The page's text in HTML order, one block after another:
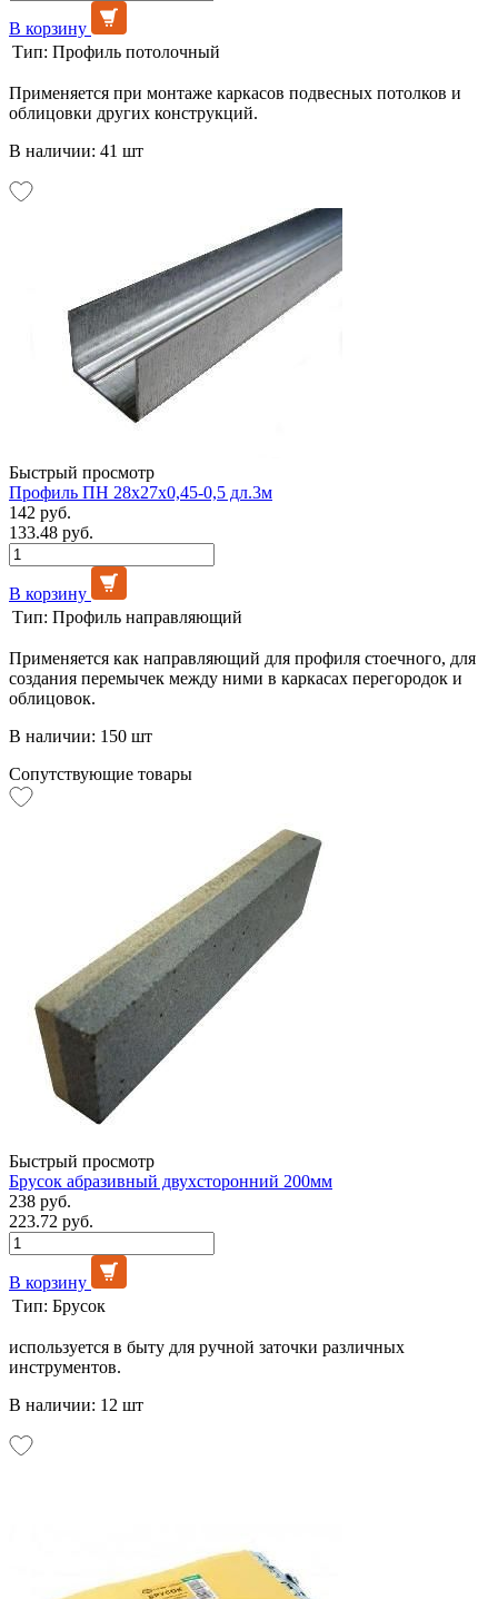
В корзину
Тип: Профиль потолочный
Применяется при монтаже каркасов подвесных потолков и
облицовки других конструкций.
В наличии: 41 шт
Быстрый просмотр
Профиль ПН 28х27х0,45-0,5 дл.3м
142 руб.
133.48 руб.
В корзину
Тип: Профиль направляющий
Применяется как направляющий для профиля стоечного, для
создания перемычек между ними в каркасах перегородок и
облицовок.
В наличии: 150 шт
Сопутствующие товары
Быстрый просмотр
Брусок абразивный двухсторонний 200мм
238 руб.
223.72 руб.
В корзину
Тип: Брусок
используется в быту для ручной заточки различных
инструментов.
В наличии: 12 шт